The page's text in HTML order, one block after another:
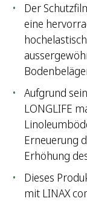
Der
eine
Aufgrund
LONGLIFE
Erneuerung
Erhöhung
Dieses
mit LINAX